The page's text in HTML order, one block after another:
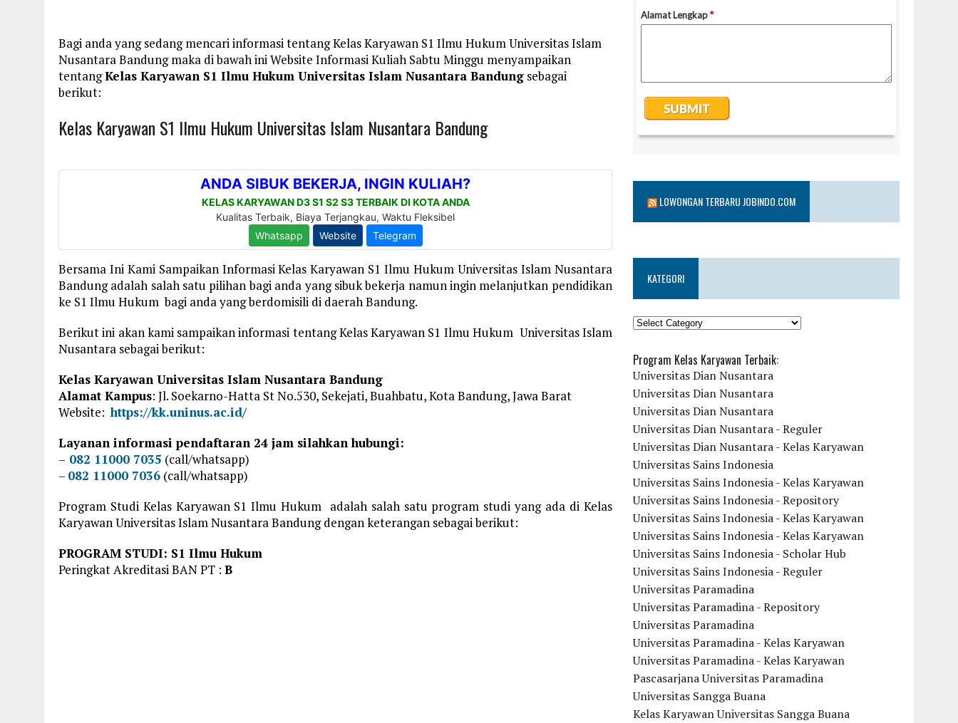
Bagi anda yang sedang mencari informasi tentang Kelas Karyawan S1 Ilmu Hukum Universitas Islam
Nusantara Bandung maka di bawah ini Website Informasi Kuliah Sabtu Minggu menyampaikan
tentangKelas Karyawan S1 Ilmu Hukum Universitas Islam Nusantara Bandung sebagai
berikut:
Kelas Karyawan S1 Ilmu Hukum Universitas Islam Nusantara Bandung
Bersama Ini Kami Sampaikan Informasi Kelas Karyawan S1 Ilmu Hukum Universitas Islam Nusantara
Bandung adalah salah satu pilihan bagi anda yang sibuk bekerja namun ingin melanjutkan pendidikan
ke S1 Ilmu Hukum bagi anda yang berdomisili di daerah Bandung.
Berikut ini akan kami sampaikan informasi tentang Kelas Karyawan S1 Ilmu Hukum Universitas Islam
Nusantara sebagai berikut:
Kelas Karyawan Universitas Islam Nusantara Bandung
Alamat Kampus: Jl. Soekarno-Hatta St No.530, Sekejati, Buahbatu, Kota Bandung, Jawa Barat
Website:https://kk.uninus.ac.id/
Layanan informasi pendaftaran 24 jam silahkan hubungi:
– 082 11000 7035 (call/whatsapp)
– 082 11000 7036 (call/whatsapp)
Program Studi Kelas Karyawan S1 Ilmu Hukum adalah salah satu program studi yang ada di Kelas
Karyawan Universitas Islam Nusantara Bandung dengan keterangan sebagai berikut:
PROGRAM STUDI: S1 Ilmu Hukum
Peringkat Akreditasi BAN PT : B
LOWONGAN TERBARU JOBINDO.COM
KATEGORI
KATEGORI
Program Kelas Karyawan Terbaik:
Universitas Dian Nusantara
Universitas Dian Nusantara
Universitas Dian Nusantara
Universitas Dian Nusantara - Reguler
Universitas Dian Nusantara - Kelas Karyawan
Universitas Sains Indonesia
Universitas Sains Indonesia - Kelas Karyawan
Universitas Sains Indonesia - Repository
Universitas Sains Indonesia - Kelas Karyawan
Universitas Sains Indonesia - Kelas Karyawan
Universitas Sains Indonesia - Scholar Hub
Universitas Sains Indonesia - Reguler
Universitas Paramadina
Universitas Paramadina - Repository
Universitas Paramadina
Universitas Paramadina - Kelas Karyawan
Universitas Paramadina - Kelas Karyawan
Pascasarjana Universitas Paramadina
Universitas Sangga Buana
Kelas Karyawan Universitas Sangga Buana